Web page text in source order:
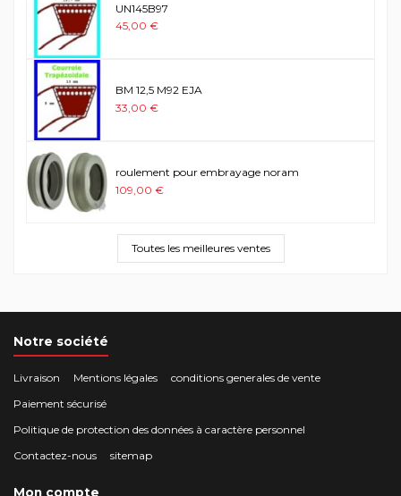
UN145B97
45,00 €
BM 12,5 M92 EJA
33,00 €
roulement pour embrayage noram
109,00 €
Toutes les meilleures ventes
Notre société
Livraison Mentions légales
conditions generales de vente
Paiement sécurisé
Politique de protection des données à caractère personnel
Contactez-nous
sitemap
Mon compte